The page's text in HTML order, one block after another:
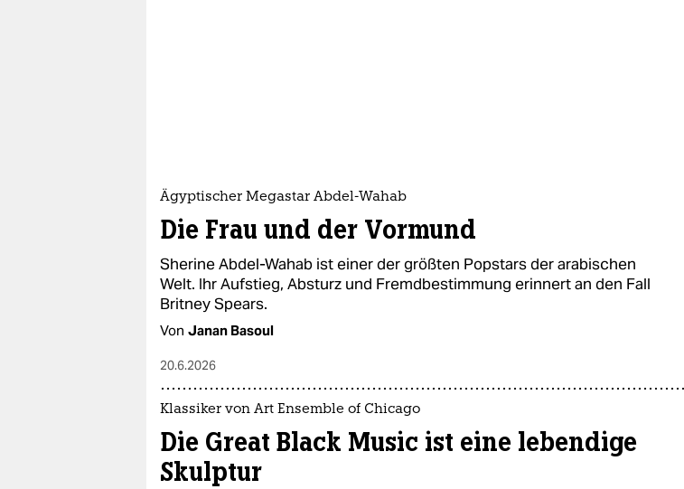
Ägyptischer Megastar Abdel-Wahab
Die Frau und der Vormund
Sherine Abdel-Wahab ist einer der größten Popstars der arabischen
Welt. Ihr Aufstieg, Absturz und Fremdbestimmung erinnert an den Fall
Britney Spears.
Von Janan Basoul
20.6.2026
Klassiker von Art Ensemble of Chicago
Die Great Black Music ist eine lebendige
Skulptur